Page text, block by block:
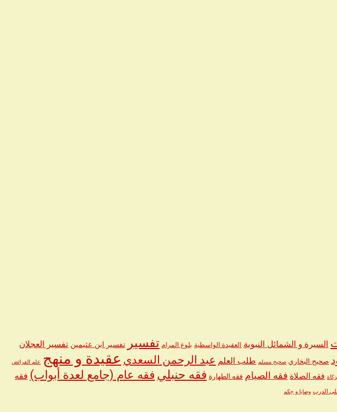
السيرة و الشمائل النبوية العقيدة الواسطية بلوغ المرام تفسير تفسير ابن عثيمين تفسير العجلان
صحيح البخاري صحيح مسلم طلب العلم عبد الرحمن السعدي عقيدة و منهج علم الفرائض
فقه الصلاة فقه الصيام فقه الطهارة فقه حنبلي فقه عام (جامع لعدة أبواب) فقه
الدرب وصايا و حِكم